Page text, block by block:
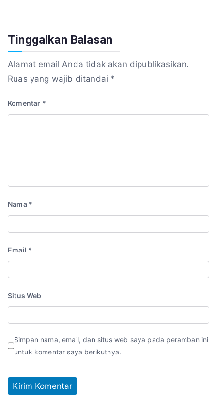
Tinggalkan Balasan
Alamat email Anda tidak akan dipublikasikan.
Ruas yang wajib ditandai *
Komentar *
Nama *
Email *
Situs Web
Simpan nama, email, dan situs web saya pada peramban ini
untuk komentar saya berikutnya.